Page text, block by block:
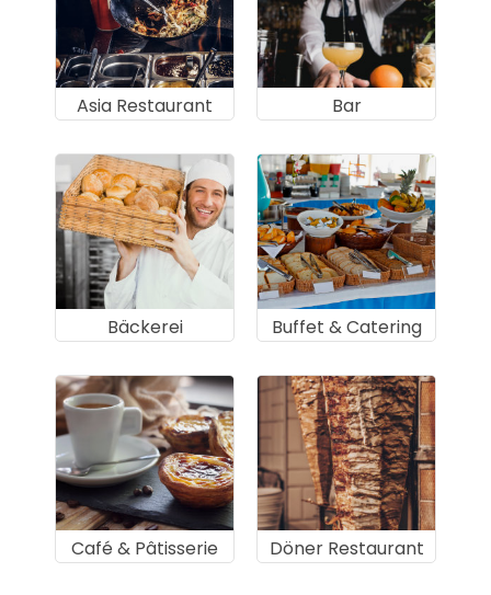
Asia Restaurant Bar
Bäckerei Buffet & Catering
Café & Pâtisserie Döner Restaurant